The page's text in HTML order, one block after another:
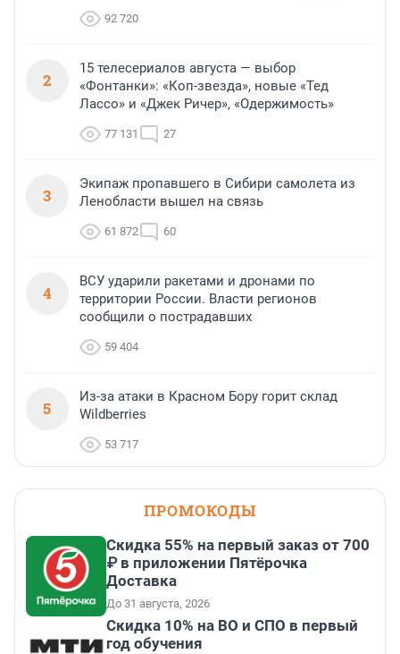
92 720
2
15 телесериалов августа — выбор
«Фонтанки»: «Коп-звезда», новые «Тед
Лассо» и «Джек Ричер», «Одержимость»
77 131 27
3
Экипаж пропавшего в Сибири самолета из
Ленобласти вышел на связь
61 872 60
4
ВСУ ударили ракетами и дронами по
территории России. Власти регионов
сообщили о пострадавших
59 404
5
Из-за атаки в Красном Бору горит склад
Wildberries
53 717
ПРОМОКОДЫ
Скидка 55% на первый заказ от 700
₽ в приложении Пятёрочка
Доставка
До 31 августа, 2026
Скидка 10% на ВО и СПО в первый
год обучения